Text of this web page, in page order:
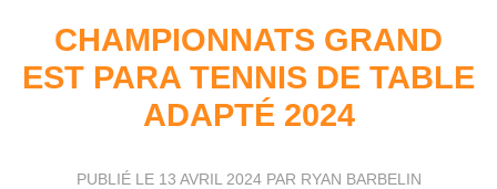
CHAMPIONNATS GRAND
EST PARA TENNIS DE TABLE
ADAPTÉ 2024
PUBLIÉ LE 13 AVRIL 2024PAR RYAN BARBELIN